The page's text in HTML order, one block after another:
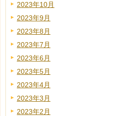
2023年10月
2023年9月
2023年8月
2023年7月
2023年6月
2023年5月
2023年4月
2023年3月
2023年2月